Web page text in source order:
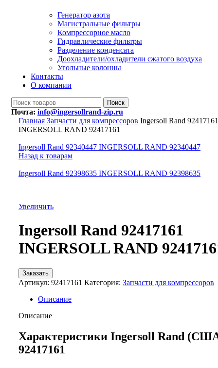
Генератор азота
Магистральные фильтры
Компрессорное масло
Гидравлические фильтры
Разделение конденсата
Доохладители/охладители сжатого воздуха
Угольные колонны
Контакты
О компании
Поиск
Почта: info@ingersollrand-zip.ru
Главная Запчасти для компрессоров Ingersoll Rand 92417161
INGERSOLL RAND 92417161
Ingersoll Rand 92340447 INGERSOLL RAND 92340447
Назад к товарам
Ingersoll Rand 92398635 INGERSOLL RAND 92398635
Увеличить
Ingersoll Rand 92417161
INGERSOLL RAND
Заказать
Артикул: 92417161 Категория: Запчасти для компрессоров
Описание
Описание
Характеристики Ingersoll Rand
92417161